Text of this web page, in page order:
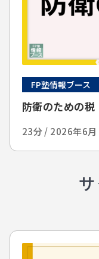
FP塾情報ブース
防衛のための税
23分 / 2026年6月